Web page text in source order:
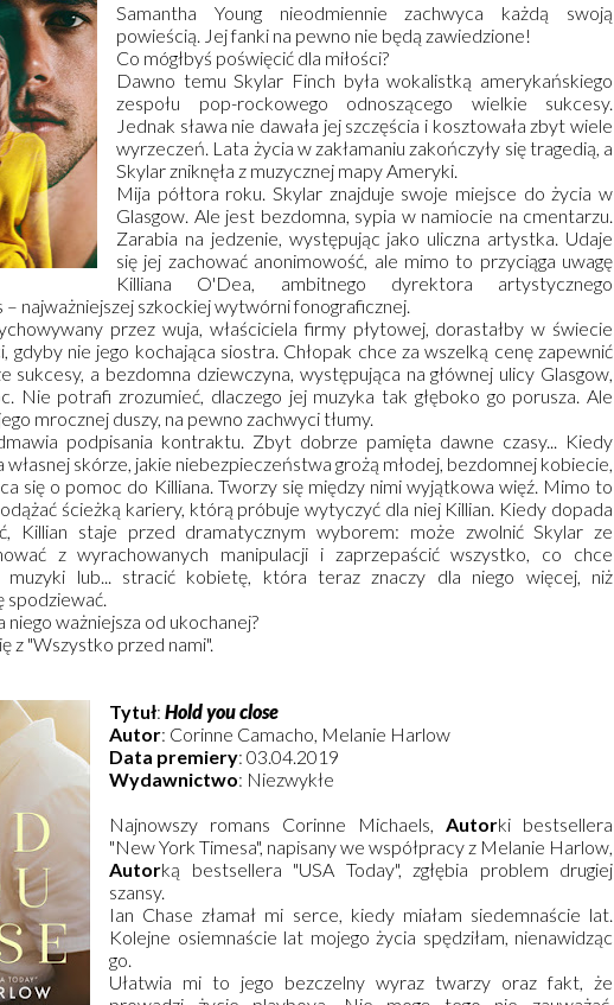
Samantha Young nieodmiennie zachwyca każdą swoją
powieścią. Jej fanki na pewno nie będą zawiedzione!
Co mógłbyś poświęcić dla miłości?
Dawno temu Skylar Finch była wokalistką amerykańskiego
zespołu pop-rockowego odnoszącego wielkie sukcesy.
Jednak sława nie dawała jej szczęścia i kosztowała zbyt wiele
wyrzeczeń. Lata życia w zakłamaniu zakończyły się tragedią, a
Skylar zniknęła z muzycznej mapy Ameryki.
Mija półtora roku. Skylar znajduje swoje miejsce do życia w
Glasgow. Ale jest bezdomna, sypia w namiocie na cmentarzu.
Zarabia na jedzenie, występując jako uliczna artystka. Udaje
się jej zachować anonimowość, ale mimo to przyciąga uwagę
Killiana O'Dea, ambitnego dyrektora artystycznego
najważniejszej szkockiej wytwórni fonograficznej.
przez wuja, właściciela firmy płytowej, dorastałby w świecie
gdyby nie jego kochająca siostra. Chłopak chce za wszelką cenę zapewnić
sukcesy, a bezdomna dziewczyna, występująca na głównej ulicy Glasgow,
Nie potrafi zrozumieć, dlaczego jej muzyka tak głęboko go porusza. Ale
mrocznej duszy, na pewno zachwyci tłumy.
podpisania kontraktu. Zbyt dobrze pamięta dawne czasy... Kiedy
własnej skórze, jakie niebezpieczeństwa grożą młodej, bezdomnej kobiecie,
się o pomoc do Killiana. Tworzy się między nimi wyjątkowa więź. Mimo to
ścieżką kariery, którą próbuje wytyczyć dla niej Killian. Kiedy dopada
Killian staje przed dramatycznym wyborem: może zwolnić Skylar ze
z wyrachowanych manipulacji i zaprzepaścić wszystko, co chce
muzyki lub... stracić kobietę, która teraz znaczy dla niego więcej, niż
spodziewać.
niego ważniejsza od ukochanej?
z "Wszystko przed nami".
Tytuł: Hold you close
Autor: Corinne Camacho, Melanie Harlow
Data premiery: 03.04.2019
Wydawnictwo: Niezwykłe
Najnowszy romans Corinne Michaels, Autorki bestsellera
"New York Timesa", napisany we współpracy z Melanie Harlow,
Autorką bestsellera "USA Today", zgłębia problem drugiej
szansy.
Ian Chase złamał mi serce, kiedy miałam siedemnaście lat.
Kolejne osiemnaście lat mojego życia spędziłam, nienawidząc
go.
Ułatwia mi to jego bezczelny wyraz twarzy oraz fakt, że